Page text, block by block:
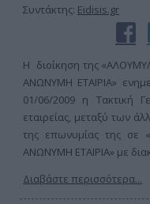
Συντάκτης: Eidisis.gr
Η διοίκηση της
ΑΝΩΝΥΜΗ ΕΤΑΙΡΙΑ»
01/06/2009 η Τακτική
εταιρείας, μεταξύ των
της επωνυμίας της σε
ΑΝΩΝΥΜΗ ΕΤΑΙΡΙΑ» με
Διαβάστε περισσότερα...